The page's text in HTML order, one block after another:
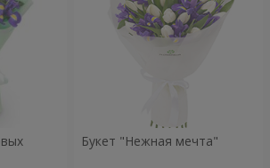
Букет "Нежная мечта"